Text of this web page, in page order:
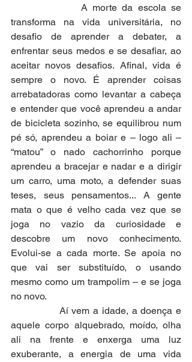
A morte da escola se
transforma na vida universitária, no
desafio de aprender a debater, a
enfrentar seus medos e se desafiar, ao
aceitar novos desafios. Afinal, vida é
sempre o novo. É aprender coisas
arrebatadoras como levantar a cabeça
e entender que você aprendeu a andar
de bicicleta sozinho, se equilibrou num
pé só, aprendeu a boiar e – logo ali –
“matou” o nado cachorrinho porque
aprendeu a bracejar e nadar e a dirigir
um carro, uma moto, a defender suas
teses, seus pensamentos... A gente
mata o que é velho cada vez que se
joga no vazio da curiosidade e
descobre um novo conhecimento.
Evolui-se a cada morte. Se apoia no
que vai ser substituído, o usando
mesmo como um trampolim – e se joga
no novo.
Aí vem a idade, a doença e
aquele corpo alquebrado, moído, olha
ali na frente e enxerga uma luz
exuberante, a energia de uma vida